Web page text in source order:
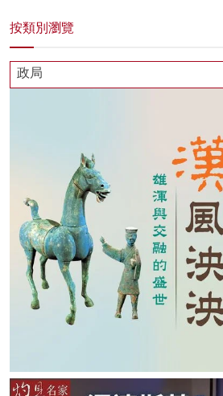
按類別瀏覽
政局